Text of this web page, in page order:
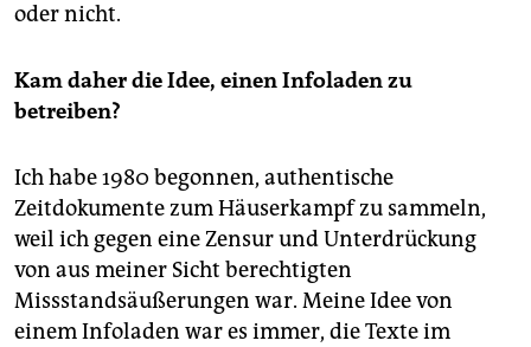
oder nicht.
Kam daher die Idee, einen Infoladen zu
betreiben?
Ich habe 1980 begonnen, authentische
Zeitdokumente zum Häuserkampf zu sammeln,
weil ich gegen eine Zensur und Unterdrückung
von aus meiner Sicht berechtigten
Missstandsäußerungen war. Meine Idee von
einem Infoladen war es immer, die Texte im